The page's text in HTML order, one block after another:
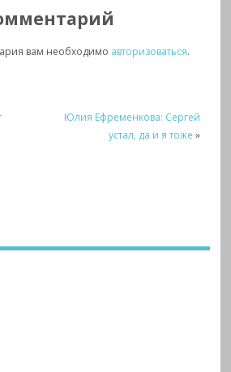
вам необходимо авторизоваться.
Юлия Ефременкова: Сергей
устал, да и я тоже »